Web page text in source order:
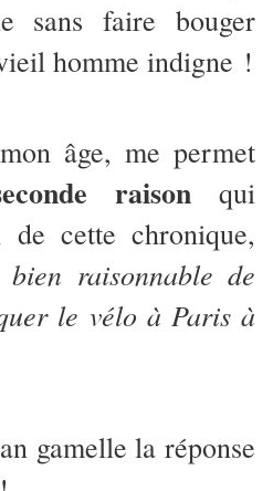
sans faire bouger
homme indigne !
âge, me permet
raisonqui
de cette chronique,
bien raisonnable de
le vélo à Paris à
gamelle la réponse